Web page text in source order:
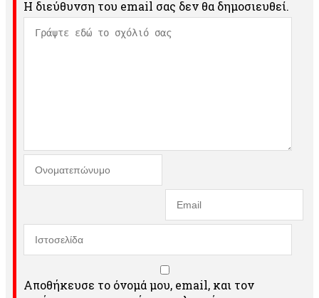
Η διεύθυνση του email σας δεν θα δημοσιευθεί.
Αποθήκευσε το όνομά μου, email, και τον